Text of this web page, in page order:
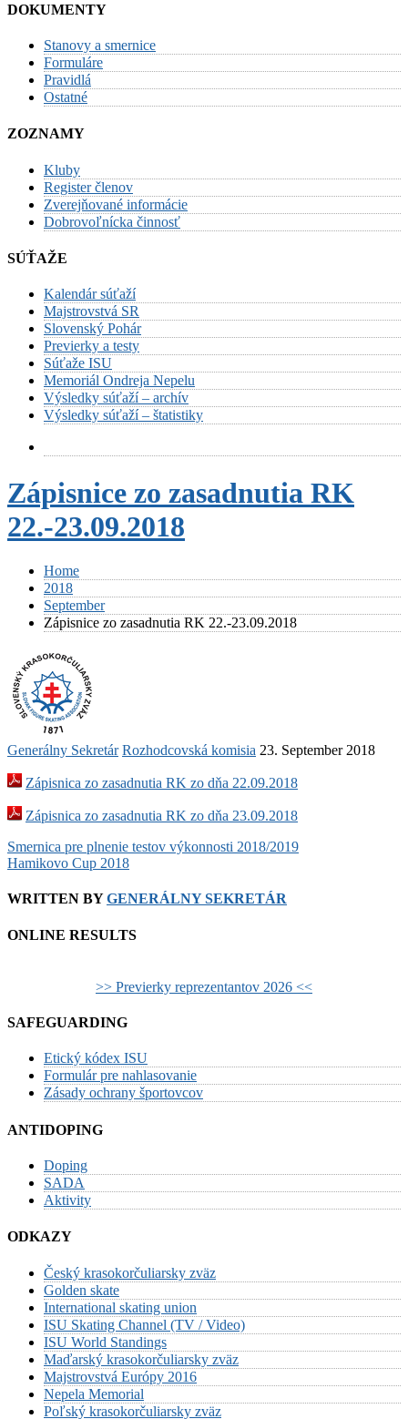
DOKUMENTY
Stanovy a smernice
Formuláre
Pravidlá
Ostatné
ZOZNAMY
Kluby
Register členov
Zverejňované informácie
Dobrovoľnícka činnosť
SÚŤAŽE
Kalendár súťaží
Majstrovstvá SR
Slovenský Pohár
Previerky a testy
Súťaže ISU
Memoriál Ondreja Nepelu
Výsledky súťaží – archív
Výsledky súťaží – štatistiky
Zápisnice zo zasadnutia RK
22.-23.09.2018
Home
2018
September
Zápisnice zo zasadnutia RK 22.-23.09.2018
Generálny Sekretár Rozhodcovská komisia 23. September 2018
Zápisnica zo zasadnutia RK zo dňa 22.09.2018
Zápisnica zo zasadnutia RK zo dňa 23.09.2018
Post
navigation
Smernica pre plnenie testov výkonnosti 2018/2019
Hamikovo Cup 2018
WRITTEN BYGENERÁLNY SEKRETÁR
ONLINE RESULTS
>> Previerky reprezentantov 2026 <<
SAFEGUARDING
Etický kódex ISU
Formulár pre nahlasovanie
Zásady ochrany športovcov
ANTIDOPING
Doping
SADA
Aktivity
ODKAZY
Český krasokorčuliarsky zväz
Golden skate
International skating union
ISU Skating Channel (TV / Video)
ISU World Standings
Maďarský krasokorčuliarsky zväz
Majstrovstvá Európy 2016
Nepela Memorial
Poľský krasokorčuliarsky zväz